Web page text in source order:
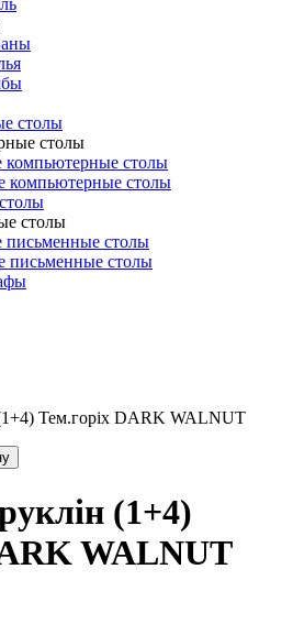
столы
столы
столы
компьютерные столы
столы
столы
письменные столы
Тем.горіх DARK WALNUT
(1+4)
WALNUT